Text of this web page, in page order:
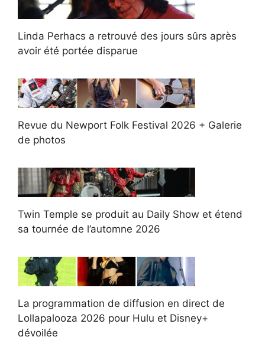
Linda Perhacs a retrouvé des jours sûrs après
avoir été portée disparue
Revue du Newport Folk Festival 2026 + Galerie
de photos
Twin Temple se produit au Daily Show et étend
sa tournée de l’automne 2026
La programmation de diffusion en direct de
Lollapalooza 2026 pour Hulu et Disney+
dévoilée